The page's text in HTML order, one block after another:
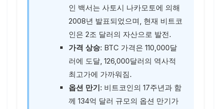
인 백서는 사토시 나카모토에 의해
2008년 발표되었으며, 현재 비트코
인은 2조 달러의 자산으로 발전.
가격 상승: BTC 가격은 110,000달
러에 도달, 126,000달러의 역사적
최고가에 가까워짐.
옵션 만기: 비트코인의 17주년과 함
께 134억 달러 규모의 옵션 만기가